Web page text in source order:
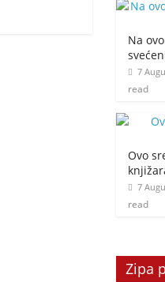
Na
7
read
Ovo
7
read
Zipa